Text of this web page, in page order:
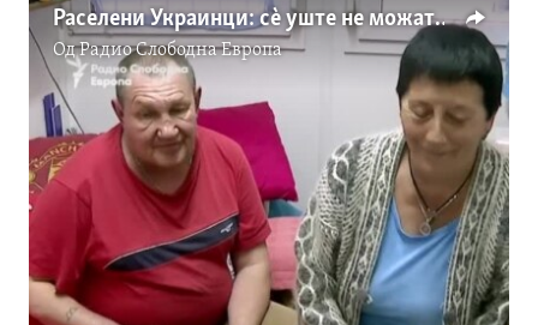
Раселени Украинци: сѐ уште не можат да си одат дома
ОдРадио Слободна Eвропа